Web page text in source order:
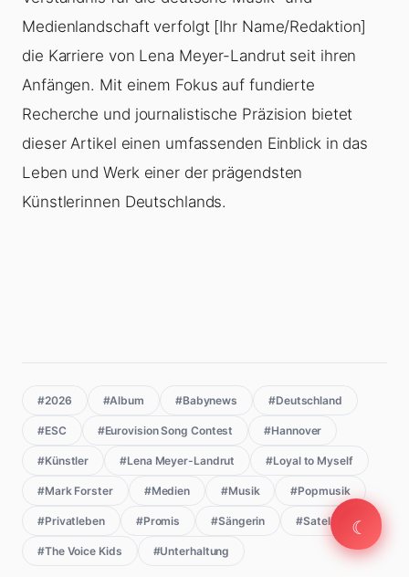
Medienlandschaft verfolgt [Ihr Name/Redaktion]
die Karriere von Lena Meyer-Landrut seit ihren
Anfängen. Mit einem Fokus auf fundierte
Recherche und journalistische Präzision bietet
dieser Artikel einen umfassenden Einblick in das
Leben und Werk einer der prägendsten
Künstlerinnen Deutschlands.
#2026 #Album #Babynews #Deutschland
#ESC #Eurovision Song Contest #Hannover
#Künstler #Lena Meyer-Landrut #Loyal to Myself
#Mark Forster #Medien #Musik #Popmusik
#Privatleben #Promis #Sängerin #Satellite
#The Voice Kids #Unterhaltung
☾
☾